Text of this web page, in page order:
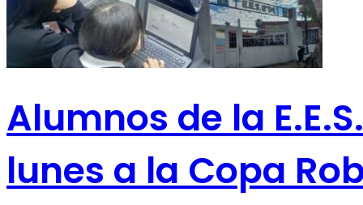
Alumnos de la
lunes a la Copa